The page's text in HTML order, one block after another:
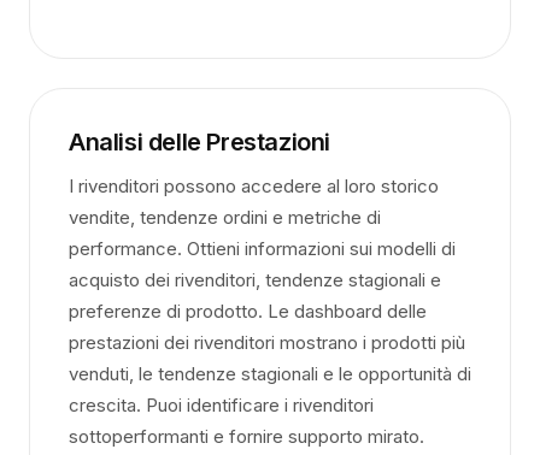
Analisi delle Prestazioni
I rivenditori possono accedere al loro storico
vendite, tendenze ordini e metriche di
performance. Ottieni informazioni sui modelli di
acquisto dei rivenditori, tendenze stagionali e
preferenze di prodotto. Le dashboard delle
prestazioni dei rivenditori mostrano i prodotti più
venduti, le tendenze stagionali e le opportunità di
crescita. Puoi identificare i rivenditori
sottoperformanti e fornire supporto mirato.